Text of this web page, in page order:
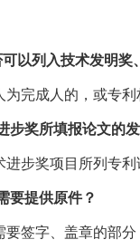
以列入技术发明
完成人的，或专
步奖所填报论文的
步奖项目所列专
要提供原件？
签字、盖章的部